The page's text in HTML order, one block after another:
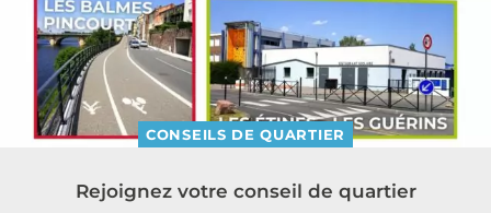
CONSEILS DE QUARTIER
Rejoignez votre conseil de quartier